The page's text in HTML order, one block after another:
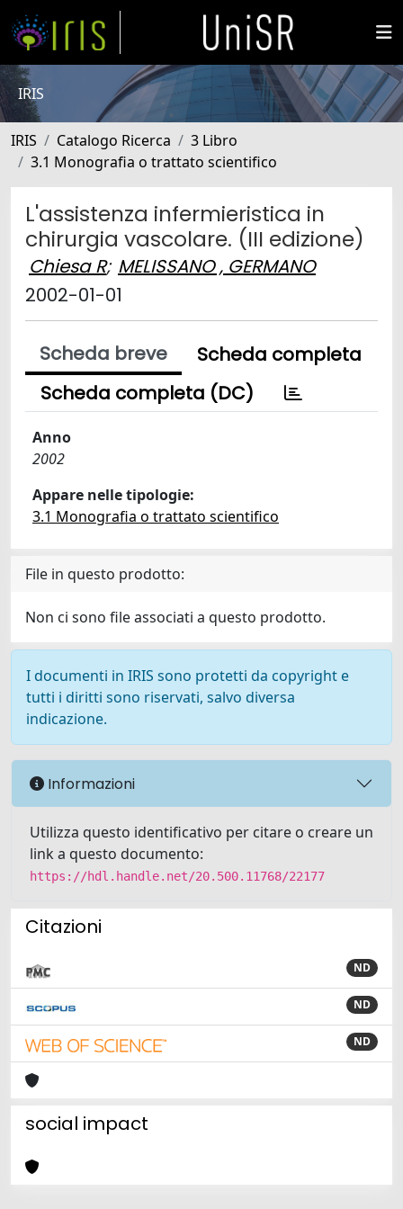
IRIS
IRIS Catalogo Ricerca
3 Libro
3.1 Monografia o trattato scientifico
L'assistenza infermieristica in
chirurgia vascolare. (III edizione)
Chiesa R; MELISSANO , GERMANO
2002-01-01
Scheda breve
Scheda completa
Scheda completa (DC)
Anno
2002
Appare nelle tipologie:
3.1 Monografia o trattato scientifico
File in questo prodotto:
Non ci sono file associati a questo prodotto.
I documenti in IRIS sono protetti da copyright e
tutti i diritti sono riservati, salvo diversa
indicazione.
Informazioni
Utilizza questo identificativo per citare o creare un
link a questo documento:
https://hdl.handle.net/20.500.11768/22177
Citazioni
ND
ND
ND
social impact